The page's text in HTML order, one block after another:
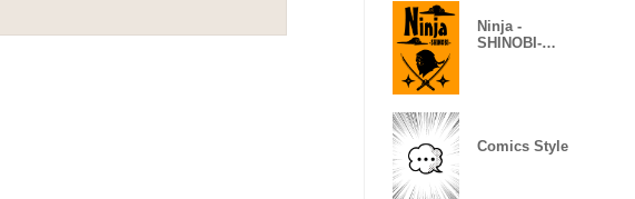
Ninja -
SHINOBI-
Comics Style